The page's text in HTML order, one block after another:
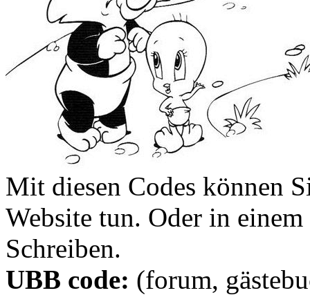
Mit diesen Codes können
Website tun. Oder in
Schreiben.
UBB code: (forum,